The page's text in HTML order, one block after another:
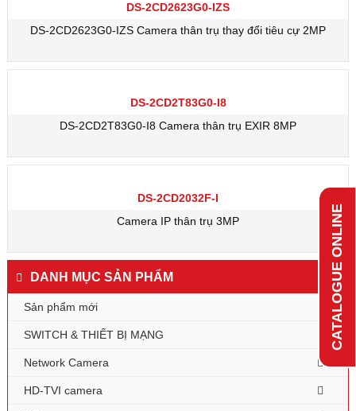
CATALOGUE ONLINE
DS-2CD2623G0-IZS
DS-2CD2623G0-IZS Camera thân trụ thay đổi tiêu cự 2MP
DS-2CD2T83G0-I8
DS-2CD2T83G0-I8 Camera thân trụ EXIR 8MP
DS-2CD2032F-I
Camera IP thân trụ 3MP
DANH MỤC SẢN PHẨM
Sản phẩm mới
SWITCH & THIẾT BỊ MẠNG
Network Camera
HD-TVI camera